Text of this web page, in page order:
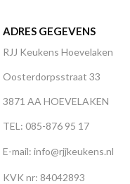
ADRES GEGEVENS
RJJ Keukens Hoevelaken
Oosterdorpsstraat 33
3871 AA HOEVELAKEN
TEL: 085-876 95 17
E-mail: info@rjjkeukens.nl
KVK nr: 84042893